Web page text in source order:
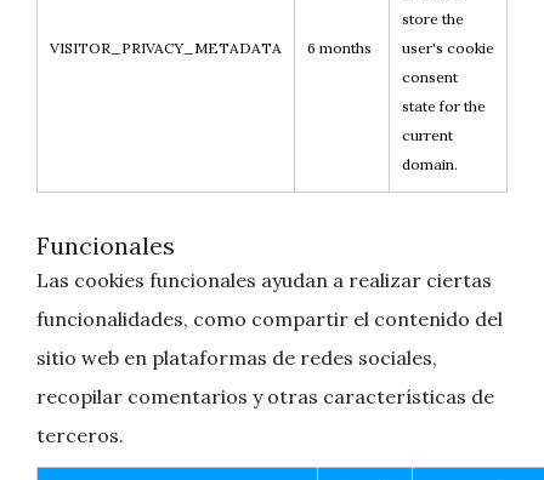
VISITOR_PRIVACY_METADATA 6 months
store the
user's cookie
consent
state for the
current
domain.
Funcionales
Las cookies funcionales ayudan a realizar ciertas
funcionalidades, como compartir el contenido del
sitio web en plataformas de redes sociales,
recopilar comentarios y otras características de
terceros.